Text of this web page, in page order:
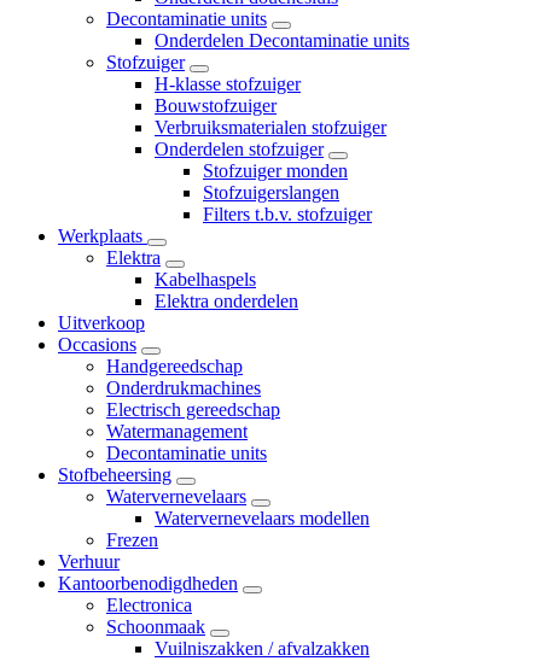
Decontaminatie units
Onderdelen Decontaminatie units
Stofzuiger
H-klasse stofzuiger
Bouwstofzuiger
Verbruiksmaterialen stofzuiger
Onderdelen stofzuiger
Stofzuiger monden
Stofzuigerslangen
Filters t.b.v. stofzuiger
Werkplaats
Elektra
Kabelhaspels
Elektra onderdelen
Uitverkoop
Occasions
Handgereedschap
Onderdrukmachines
Electrisch gereedschap
Watermanagement
Decontaminatie units
Stofbeheersing
Watervernevelaars
Watervernevelaars modellen
Frezen
Verhuur
Kantoorbenodigdheden
Electronica
Schoonmaak
Vuilniszakken / afvalzakken